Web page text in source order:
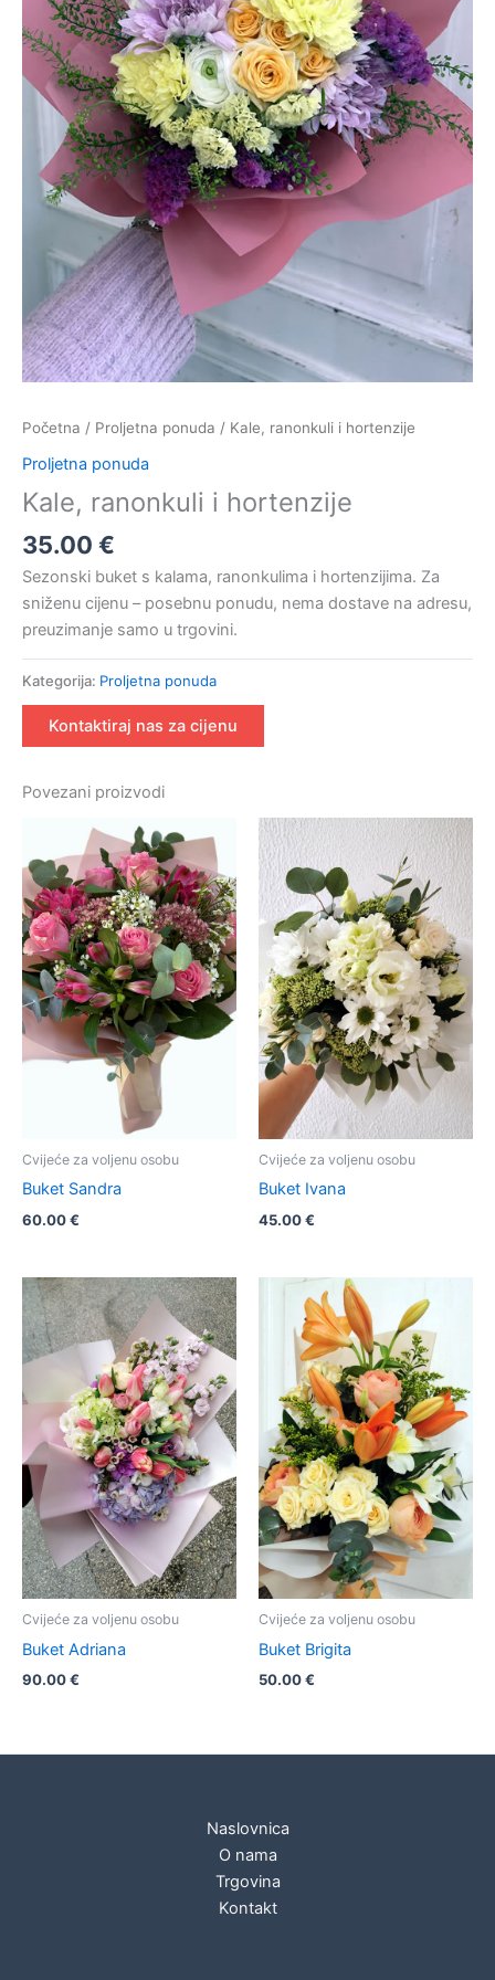
Početna / Proljetna ponuda / Kale, ranonkuli i hortenzije
Proljetna ponuda
Kale, ranonkuli i hortenzije
35.00 €
Sezonski buket s kalama, ranonkulima i hortenzijima. Za
sniženu cijenu – posebnu ponudu, nema dostave na adresu,
preuzimanje samo u trgovini.
Kategorija: Proljetna ponuda
Kontaktiraj nas za cijenu
Povezani proizvodi
Cvijeće za voljenu osobu
Buket Sandra
60.00€
Cvijeće za voljenu osobu
Buket Ivana
45.00€
Cvijeće za voljenu osobu
Buket Adriana
90.00€
Cvijeće za voljenu osobu
Buket Brigita
50.00€
Naslovnica
O nama
Trgovina
Kontakt